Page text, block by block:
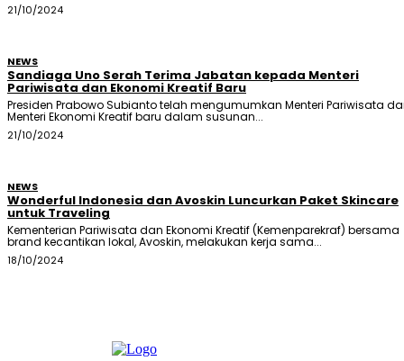
21/10/2024
NEWS
Sandiaga Uno Serah Terima Jabatan kepada Menteri
Pariwisata dan Ekonomi Kreatif Baru
Presiden Prabowo Subianto telah mengumumkan Menteri Pariwisata
Menteri Ekonomi Kreatif baru dalam susunan...
21/10/2024
NEWS
Wonderful Indonesia dan Avoskin Luncurkan Paket Skincare
untuk Traveling
Kementerian Pariwisata dan Ekonomi Kreatif (Kemenparekraf) bersama
brand kecantikan lokal, Avoskin, melakukan kerja sama...
18/10/2024